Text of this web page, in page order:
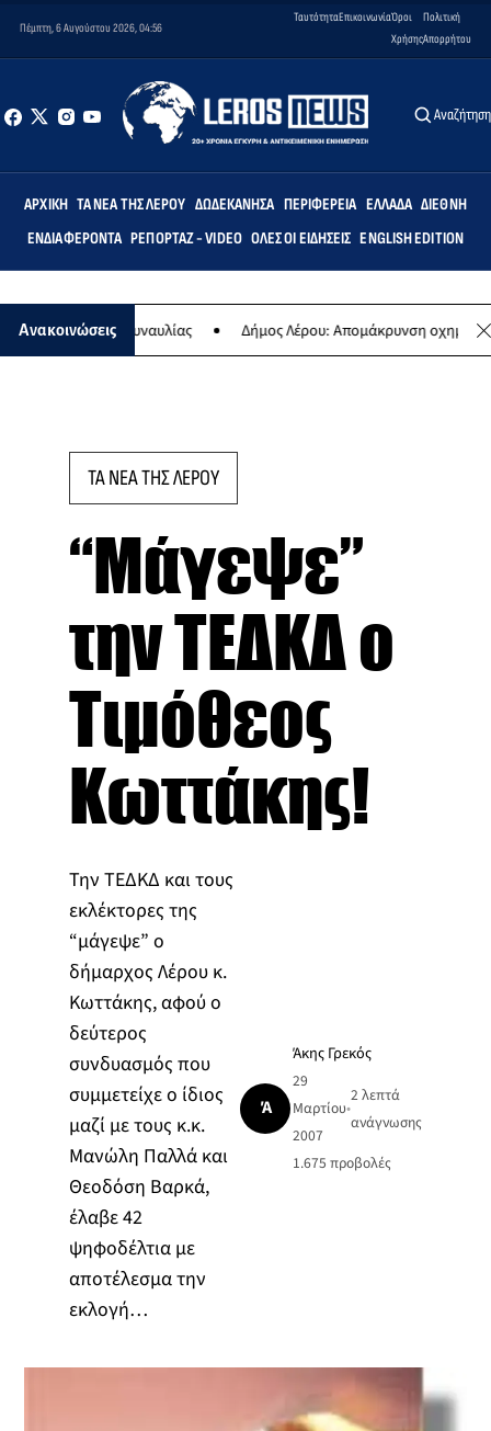
Πέμπτη, 6 Αυγούστου 2026, 04:56
ΤαυτότηταΕπικοινωνίαΌροι
Χρήσης
Πολιτική
Απορρήτου
Αναζήτηση
ΑΡΧΙΚΉ ΤΑ ΝΈΑ ΤΗΣ ΛΈΡΟΥ ΔΩΔΕΚΆΝΗΣΑ ΠΕΡΙΦΈΡΕΙΑ ΕΛΛΆΔΑ ΔΙΕΘΝΉ
ΕΝΔΙΑΦΈΡΟΝΤΑ ΡΕΠΟΡΤΆΖ - VIDEO ΌΛΕΣ ΟΙ ΕΙΔΉΣΕΙΣ ENGLISH EDITION
Ανακοινώσεις
της ετήσιας συναυλίας Δήμος Λέρου: Απομάκρυνση οχημάτων
ΤΑ ΝΕΑ ΤΗΣ ΛΕΡΟΥ
“Mάγεψε”
την ΤΕΔΚΔ ο
Τιμόθεος
Κωττάκης!
Την ΤΕΔΚΔ και τους
εκλέκτορες της
“μάγεψε” ο
δήμαρχος Λέρου κ.
Κωττάκης, αφού ο
δεύτερος
συνδυασμός που
συμμετείχε ο ίδιος
μαζί με τους κ.κ.
Μανώλη Παλλά και
Θεοδόση Βαρκά,
έλαβε 42
ψηφοδέλτια με
αποτέλεσμα την
εκλογή…
Ά
Άκης Γρεκός
29
Μαρτίου
2007
•
2 λεπτά
ανάγνωσης
1.675 προβολές